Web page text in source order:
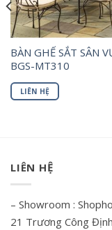
BÀN GHẾ SẮT SÂN
BGS-MT310
LIÊN HỆ
LIÊN HỆ
– Showroom :
21 Trương Công